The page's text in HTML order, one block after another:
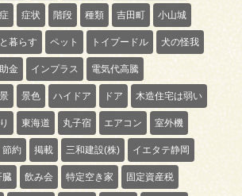
症状 階段 種類 吉田町 小山城
暮らす ペット トイプードル 犬の怪我
金 インプラス 電気代高騰
景色 ハイドア ドア 木造住宅は弱い
東海道 丸子宿 エアコン 室外機
節約 掲載 三和建設(株) イエタテ静岡
臓 飲み会 特定空き家 固定資産税